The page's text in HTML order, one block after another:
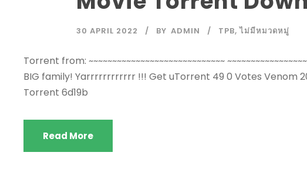
30 APRIL 2022 BY ADMIN TPB, ไม่มีหมวดหมู่
Torrent from: ~~~~~~~~~~~~~~~~~~~~~~~~~~~~~
BIG family! Yarrrrrrrrrrrr !!! Get uTorrent 49 0 Votes Venom
Torrent 6d19b
Read More